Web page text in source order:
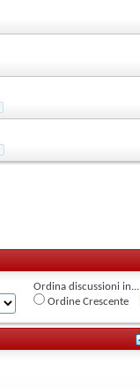
Ordina discussioni in...
Ordine Crescente